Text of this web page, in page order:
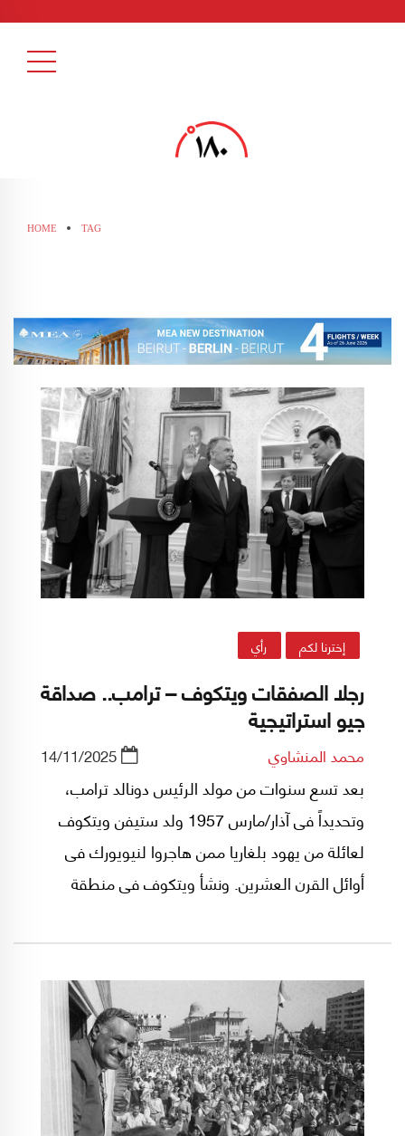
HOME TAG
إخترنا لكم رأي
رجلا الصفقات ويتكوف – ترامب.. صداقة
جيو استراتيجية
محمد المنشاوي 14/11/2025
بعد تسع سنوات من مولد الرئيس دونالد ترامب،
وتحديداً فى آذار/مارس 1957 ولد ستيفن ويتكوف
لعائلة من يهود بلغاريا ممن هاجروا لنيويورك فى
أوائل القرن العشرين. ونشأ ويتكوف فى منطقة
لعائلة ألمانية هاجرت للولايات المتحدة قبل نهاية
القرن التاسع عشر. وصعد الرجلان، كل على حدة،
لنادى مليارديرات نيويورك العقاريين.